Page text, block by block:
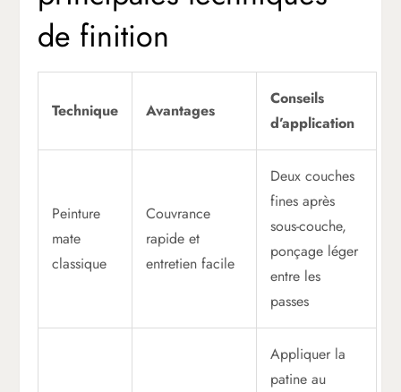
de finition
Technique Avantages
Conseils
d’application
Peinture
mate
classique
Couvrance
rapide et
entretien facile
Deux couches
fines après
sous-couche,
ponçage léger
entre les
passes
Appliquer la
patine au